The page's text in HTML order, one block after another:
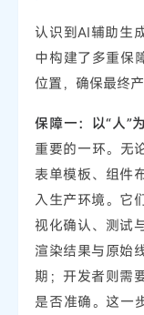
认识到AI辅助生
中构建了多重保
位置，确保最终
保障一：以“人”
重要的一环。无
表单模板、组件
入生产环境。它
视化确认、测试
渲染结果与原始
期；开发者则需
是否准确。这一